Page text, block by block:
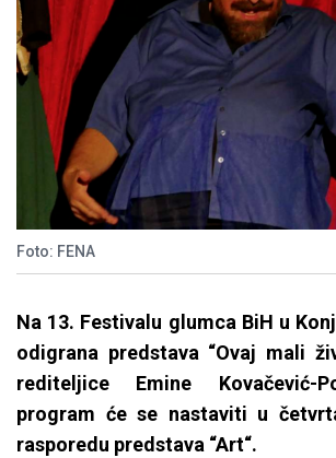
Foto: FENA
Na 13. Festivalu glumca BiH u
odigrana predstava “Ovaj mali
rediteljice Emine Kovačević-
program će se nastaviti u
rasporedu predstava “Art“.